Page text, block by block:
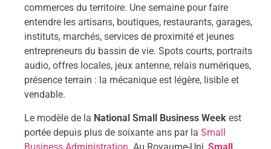
commerces du territoire. Une semaine pour faire
entendre les artisans, boutiques, restaurants, garages,
instituts, marchés, services de proximité et jeunes
entrepreneurs du bassin de vie. Spots courts, portraits
audio, offres locales, jeux antenne, relais numériques,
présence terrain : la mécanique est légère, lisible et
vendable.
Le modèle de la National Small Business Week est
portée depuis plus de soixante ans par la Small
Business Administration. Au Royaume-Uni, Small